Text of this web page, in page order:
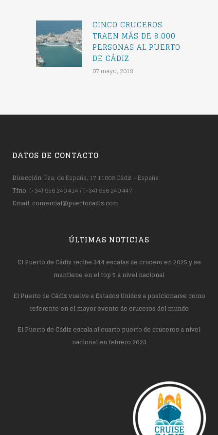
CINCO CRUCEROS
TRAEN MÁS DE 8.000
PERSONAS AL PUERTO
DE CÁDIZ
07 mayo, 2018
DATOS DE CONTACTO
Dirección: Pza. de España, 17 11006 Cádiz - España
Tfno: (+34) 956 240 414 / (+34) 956 240 447
Email: comercial@puertocadiz.com
ÚLTIMAS NOTICIAS
El Puerto de Cádiz recibe 344 escalas de crucero en 2025 y se
mantiene en el top 5 a nivel nacional
El Puerto de Cádiz vuelve a Estados Unidos a posicionarse como
referente en el mayor evento de cruceros del mundo
El Puerto de Cádiz escala al cuarto puerto de cruceros a nivel
nacional en febrero 2023